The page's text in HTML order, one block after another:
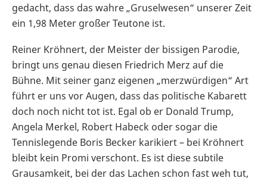
gedacht, dass das wahre „Gruselwesen“ unserer Zeit
ein 1,98 Meter großer Teutone ist.
Reiner Kröhnert, der Meister der bissigen Parodie,
bringt uns genau diesen Friedrich Merz auf die
Bühne. Mit seiner ganz eigenen „merzwürdigen“ Art
führt er uns vor Augen, dass das politische Kabarett
doch noch nicht tot ist. Egal ob er Donald Trump,
Angela Merkel, Robert Habeck oder sogar die
Tennislegende Boris Becker karikiert – bei Kröhnert
bleibt kein Promi verschont. Es ist diese subtile
Grausamkeit, bei der das Lachen schon fast weh tut,